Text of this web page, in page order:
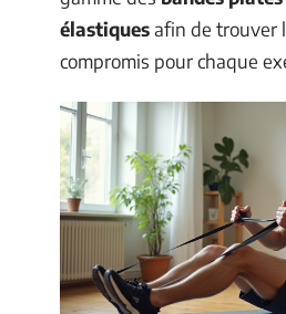
élastiquesafin de trouver
compromis pour chaque